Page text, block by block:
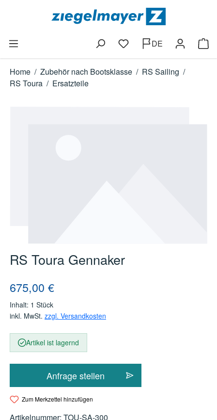
Zum Hauptinhalt springen
Du hast 0 Produkte auf
DE
Home / Zubehör nach Bootsklasse / RS Sailing /
RS Toura / Ersatzteile
RS Toura Gennaker
Regulärer Preis:
675,00 €
Inhalt: 1 Stück
inkl. MwSt. zzgl. Versandkosten
Artikel ist lagernd
Anfrage stellen
Zum Merkzettel hinzufügen
Artikelnummer: TOU-SA-300